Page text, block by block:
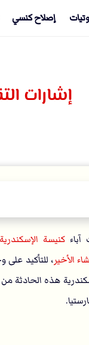
إصلاح كنسي
إشارات
كنيسة الإسكندرية
الأخير، للتأكيد
هذه